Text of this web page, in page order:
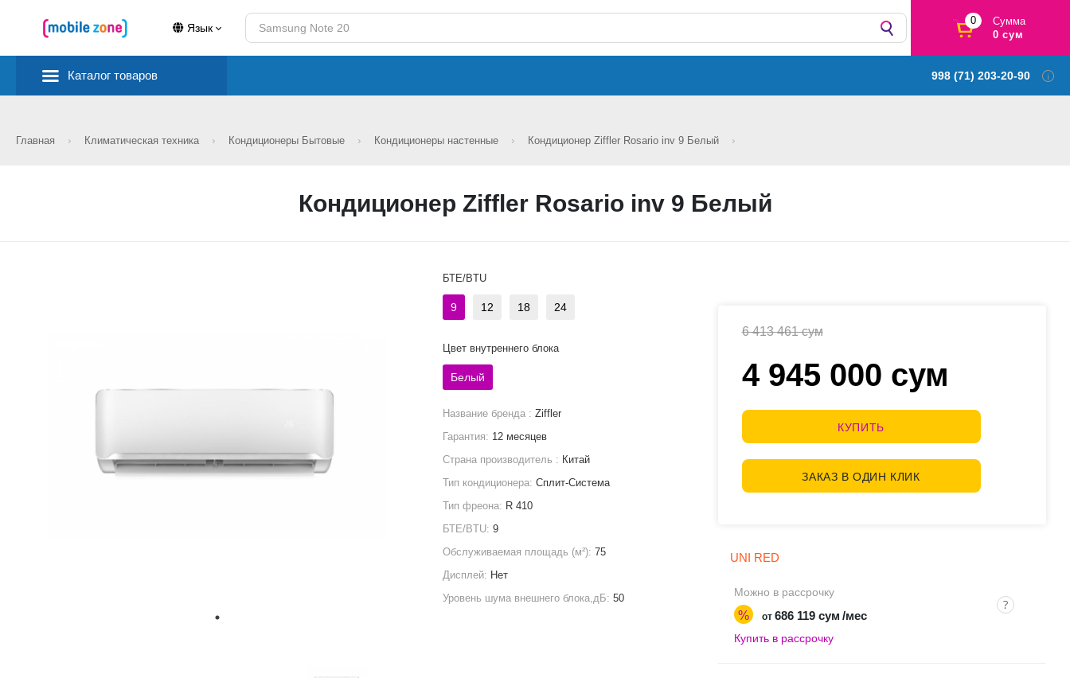
Язык
0
Сумма
0 сум
Каталог товаров 998 (71) 203-20-90
Главная Климатическая техника Кондиционеры Бытовые Кондиционеры настенные Кондиционер Ziffler Rosario inv 9 Белый
Кондиционер Ziffler Rosario inv 9 Белый
6 413 461 сум
4 945 000 сум
КУПИТЬ
ЗАКАЗ В ОДИН КЛИК
UNI RED
Можно в рассрочку
% от 686 119 сум /мес
Купить в рассрочку
БТЕ/BTU
9 12 18 24
Цвет внутреннего блока
Белый
Название бренда :Ziffler
Гарантия: 12 месяцев
Страна производитель : Китай
Тип кондиционера:Сплит-Система
Тип фреона: R 410
БТЕ/BTU:9
Обслуживаемая площадь (м²):75
Дисплей: Нет
Уровень шума внешнего блока,дБ:50